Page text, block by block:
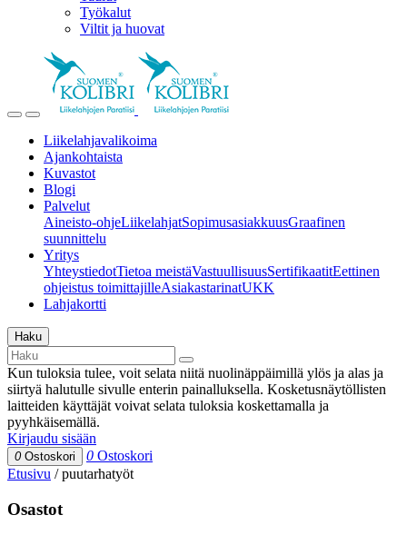
Työkalut
Viltit ja huovat
Liikelahjavalikoima
Ajankohtaista
Kuvastot
Blogi
Palvelut
Aineisto-ohjeLiikelahjatSopimusasiakkuusGraafinen
suunnittelu
Yritys
YhteystiedotTietoa meistäVastuullisuusSertifikaatitEettinen
ohjeistus toimittajilleAsiakastarinatUKK
Lahjakortti
Haku
Kun tuloksia tulee, voit selata niitä nuolinäppäimillä ylös ja alas ja
siirtyä halutulle sivulle enterin painalluksella. Kosketusnäytöllisten
laitteiden käyttäjät voivat selata tuloksia koskettamalla ja
pyyhkäisemällä.
Kirjaudu sisään
0 Ostoskori 0 Ostoskori
Etusivu /puutarhatyöt
Osastot